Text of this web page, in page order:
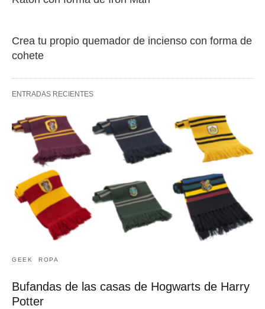
Crea tu propio quemador de incienso con forma de
cohete
ENTRADAS RECIENTES
GEEK ROPA
Bufandas de las casas de Hogwarts de Harry
Potter